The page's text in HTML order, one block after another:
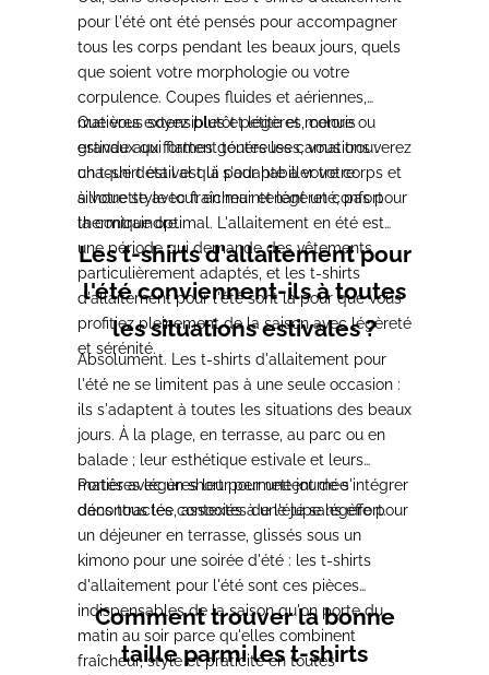
pour l'été ont été pensés pour accompagner
tous les corps pendant les beaux jours, quels
que soient votre morphologie ou votre
corpulence. Coupes fluides et aériennes,
matières extensibles et légères, coloris
estivaux qui flattent toutes les carnations :
chaque détail est là pour habiller votre
silhouette avec fraîcheur et légèreté, pas pour
la contraindre.
Que vous soyez plutôt petite et menue ou
grande aux formes généreuses, vous trouverez
un t-shirt estival qui s'adapte à votre corps et
à votre style tout en maintenant un confort
thermique optimal. L'allaitement en été est
une période qui demande des vêtements
particulièrement adaptés, et les t-shirts
d'allaitement pour l'été sont là pour que vous
profitiez pleinement de la saison avec légèreté
et sérénité.
Les t-shirts d'allaitement pour
l'été conviennent-ils à toutes
les situations estivales ?
Absolument. Les t-shirts d'allaitement pour
l'été ne se limitent pas à une seule occasion :
ils s'adaptent à toutes les situations des beaux
jours. À la plage, en terrasse, au parc ou en
balade ; leur esthétique estivale et leurs
matières légères leur permettent de s'intégrer
dans tous les contextes de l'été sans effort.
Portés avec un short pour une journée
décontractée, associés à une jupe légère pour
un déjeuner en terrasse, glissés sous un
kimono pour une soirée d'été : les t-shirts
d'allaitement pour l'été sont ces pièces
indispensables de la saison qu'on porte du
matin au soir parce qu'elles combinent
fraîcheur, style et praticité en toutes
Comment trouver la bonne
taille parmi les t-shirts